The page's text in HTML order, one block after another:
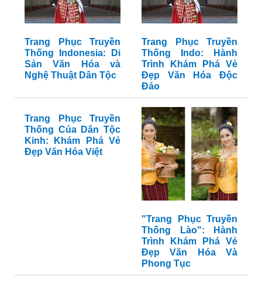
Trang Phục Truyền
Thống Indonesia: Di
Sản Văn Hóa và
Nghệ Thuật Dân Tộc
Trang Phục Truyền
Thống Indo: Hành
Trình Khám Phá Vẻ
Đẹp Văn Hóa Độc
Đáo
Trang Phục Truyền
Thống Của Dân Tộc
Kinh: Khám Phá Vẻ
Đẹp Văn Hóa Việt
"Trang Phục Truyền
Thống Lào": Hành
Trình Khám Phá Vẻ
Đẹp Văn Hóa Và
Phong Tục